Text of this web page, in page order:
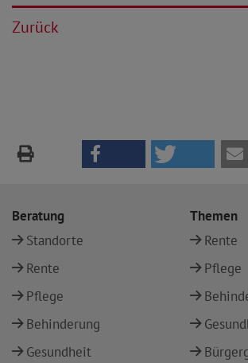
Zurück
Beratung
Standorte
Rente
Pflege
Behinderung
Gesundheit
Themen
Rente
Pflege